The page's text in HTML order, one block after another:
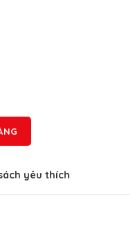
yêu thích